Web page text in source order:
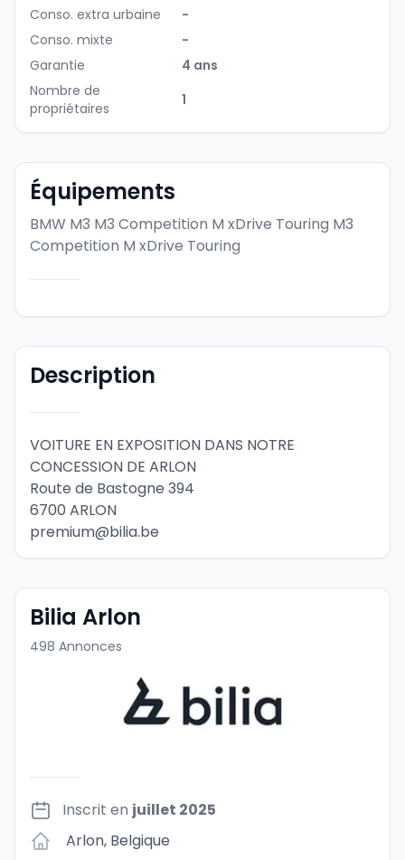
Conso. extra urbaine
-
Conso. mixte
-
Garantie
4 ans
Nombre de
propriétaires
1
Équipements
BMW M3 M3 Competition M xDrive Touring M3
Competition M xDrive Touring
Description
VOITURE EN EXPOSITION DANS NOTRE
CONCESSION DE ARLON
Route de Bastogne 394
6700 ARLON
premium@bilia.be
Bilia Arlon
498 Annonces
Inscrit en juillet 2025
Arlon, Belgique